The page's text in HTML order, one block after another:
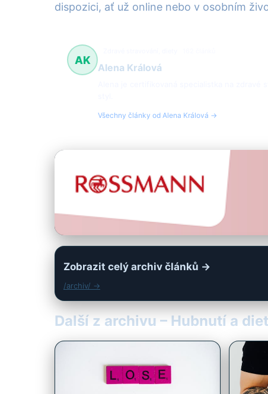
dispozici, ať už online nebo v osobním
AK
Alena Králová
Všechny články od Alena Králová →
Zobrazit celý archiv článků →
/archiv/ →
Další z archivu – Hubnutí a